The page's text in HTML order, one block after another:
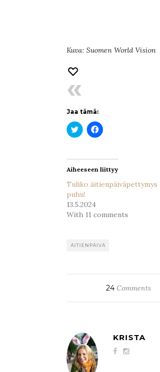
Kuva: Suomen World Vision
Jaa tämä:
Jaa
Twitterissä(Avautuu
Jaa
Aiheeseen liittyy
Tuliko äitienpäiväpettymys
puhu!
13.5.2024
With 11 comments
ÄITIENPÄIVÄ
24Comments
KRISTA